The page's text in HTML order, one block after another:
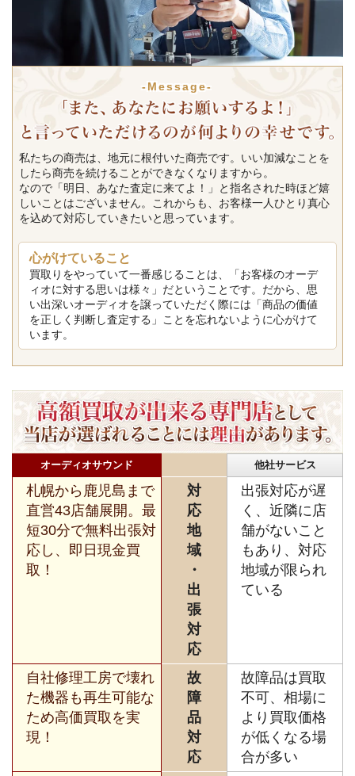
-Message-
私たちの商売は、地元に根付いた商売です。いい加減なことを
したら商売を続けることができなくなりますから。
なので「明日、あなた査定に来てよ！」と指名された時ほど嬉
しいことはございません。これからも、お客様一人ひとり真心
を込めて対応していきたいと思っています。
心がけていること
買取りをやっていて一番感じることは、「お客様のオーデ
ィオに対する思いは様々」だということです。だから、思
い出深いオーディオを譲っていただく際には「商品の価値
を正しく判断し査定する」ことを忘れないように心がけて
います。
オーディオサウンド 他社サービス
札幌から鹿児島まで
直営43店舗展開。最
短30分で無料出張対
応し、即日現金買
取！
対
応
地
域
・
出
張
対
応
出張対応が遅
く、近隣に店
舗がないこと
もあり、対応
地域が限られ
ている
自社修理工房で壊れ
た機器も再生可能な
ため高価買取を実
現！
故
障
品
対
応
故障品は買取
不可、相場に
より買取価格
が低くなる場
合が多い